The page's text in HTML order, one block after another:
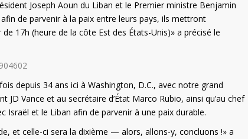
Joseph Aoun du Liban et le Premier ministre Benjamin
de parvenir à la paix entre leurs pays, ils mettront
17h (heure de la côte Est des États-Unis)» a précisé le
depuis 34 ans ici à Washington, D.C., avec notre grand
JD Vance et au secrétaire d’État Marco Rubio, ainsi qu’au chef
Israël et le Liban afin de parvenir à une paix durable.
et celle-ci sera la dixième — alors, allons-y, concluons !» a